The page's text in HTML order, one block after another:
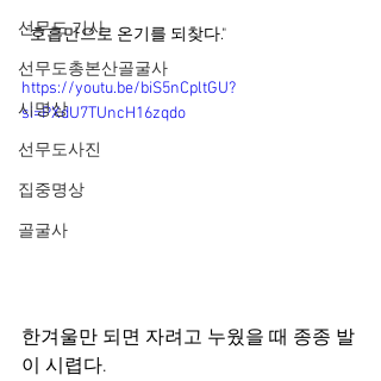
선무도 기사
선무도총본산골굴사
시명상
선무도사진
집중명상
골굴사
"호흡만으로 온기를 되찾다."
https://youtu.be/biS5nCpltGU?
si=PXdU7TUncH16zqdo
한겨울만 되면 자려고 누웠을 때 종종 발
이 시렵다.